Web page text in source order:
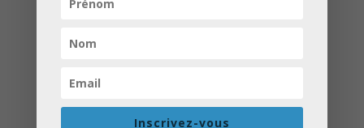
déroulant les 27 et 28 septembre 2014
prix devaient être remis à des initiatives
institutions publiques ou privées.
Inscrivez-vous